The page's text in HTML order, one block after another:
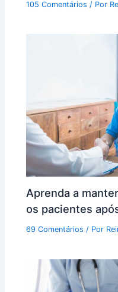
105 Comentários / Por
Aprenda a
os pacientes
69 Comentários / Por